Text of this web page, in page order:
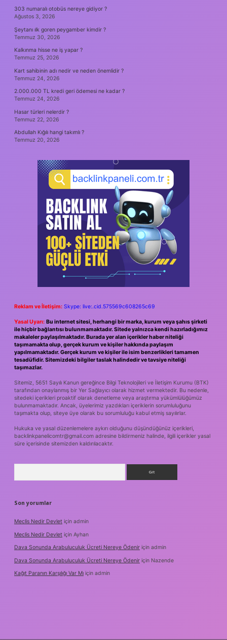
303 numaralı otobüs nereye gidiyor ?
Ağustos 3, 2026
Şeytanı ılk goren peygamber kimdir ?
Temmuz 30, 2026
Kalkınma hisse ne iş yapar ?
Temmuz 25, 2026
Kart sahibinin adı nedir ve neden önemlidir ?
Temmuz 24, 2026
2.000.000 TL kredi geri ödemesi ne kadar ?
Temmuz 24, 2026
Hasar türleri nelerdir ?
Temmuz 22, 2026
Abdullah Kığılı hangi takımlı ?
Temmuz 20, 2026
Reklam ve İletişim: Skype: live:.cid.575569c608265c69
Yasal Uyarı: Bu internet sitesi, herhangi bir marka, kurum veya şahıs şirketi
ile hiçbir bağlantısı bulunmamaktadır. Sitede yalnızca kendi hazırladığımız
makaleler paylaşılmaktadır. Burada yer alan içerikler haber niteliği
taşımamakta olup, gerçek kurum ve kişiler hakkında paylaşım
yapılmamaktadır. Gerçek kurum ve kişiler ile isim benzerlikleri tamamen
tesadüfidir. Sitemizdeki bilgiler taslak halindedir ve tavsiye niteliği
taşımazlar.
Sitemiz, 5651 Sayılı Kanun gereğince Bilgi Teknolojileri ve İletişim Kurumu (BTK)
tarafından onaylanmış bir Yer Sağlayıcı olarak hizmet vermektedir. Bu nedenle,
sitedeki içerikleri proaktif olarak denetleme veya araştırma yükümlülüğümüz
bulunmamaktadır. Ancak, üyelerimiz yazdıkları içeriklerin sorumluluğunu
taşımakta olup, siteye üye olarak bu sorumluluğu kabul etmiş sayılırlar.
Hukuka ve yasal düzenlemelere aykırı olduğunu düşündüğünüz içerikleri,
backlinkpanelicomtr@gmail.com adresine bildirmeniz halinde, ilgili içerikler yasal
süre içerisinde sitemizden kaldırılacaktır.
Son yorumlar
Meclis Nedir Devlet için admin
Meclis Nedir Devlet için Ayhan
Dava Sonunda Arabuluculuk Ücreti Nereye Ödenir için admin
Dava Sonunda Arabuluculuk Ücreti Nereye Ödenir için Nazende
Kağıt Paranın Karşılığı Var Mı için admin